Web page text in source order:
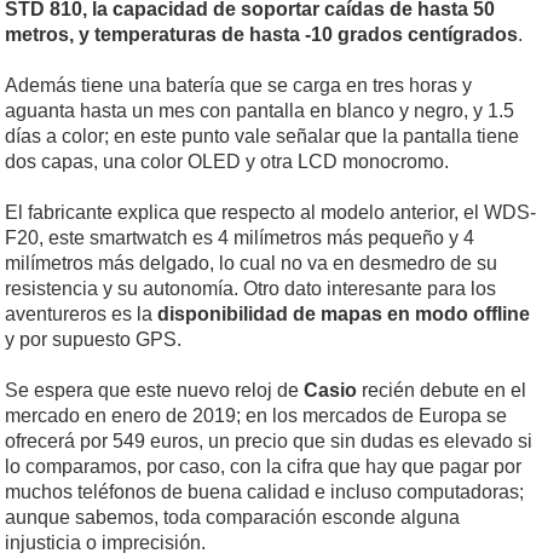
STD 810, la capacidad de soportar caídas de hasta 50
metros, y temperaturas de hasta -10 grados centígrados.
Además tiene una batería que se carga en tres horas y
aguanta hasta un mes con pantalla en blanco y negro, y 1.5
días a color; en este punto vale señalar que la pantalla tiene
dos capas, una color OLED y otra LCD monocromo.
El fabricante explica que respecto al modelo anterior, el WDS-
F20, este smartwatch es 4 milímetros más pequeño y 4
milímetros más delgado, lo cual no va en desmedro de su
resistencia y su autonomía. Otro dato interesante para los
aventureros es la disponibilidad de mapas en modo offline
y por supuesto GPS.
Se espera que este nuevo reloj de Casio recién debute en el
mercado en enero de 2019; en los mercados de Europa se
ofrecerá por 549 euros, un precio que sin dudas es elevado si
lo comparamos, por caso, con la cifra que hay que pagar por
muchos teléfonos de buena calidad e incluso computadoras;
aunque sabemos, toda comparación esconde alguna
injusticia o imprecisión.